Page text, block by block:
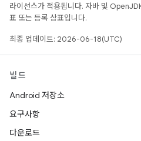
라이선스가 적용됩니다. 자바 및
표 또는 등록 상표입니다.
최종 업데이트: 2026-06-18(UTC)
빌드
Android 저장소
요구사항
다운로드